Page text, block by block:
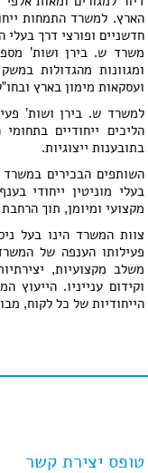
הארץ. למשרד התמחות
חדשניים ופורצי דרך
משרד ש. בירן ושות’
ומגוונות מהגדולות
ועסקאות מימון בארץ
למשרד ש. בירן ושות’
הליכים ייחודיים
בתובענות ייצוגיות.
השותפים הבכירים
בעלי מוניטין ייחודי
מקצועי ומיומן, תוך
צוות המשרד הינו בעל
פעילותו הענפה של
משלב מקצועיות,
וקידום ענייניו. הייעוץ
הייחודיות של כל לקוח,
טופס יצירת קשר